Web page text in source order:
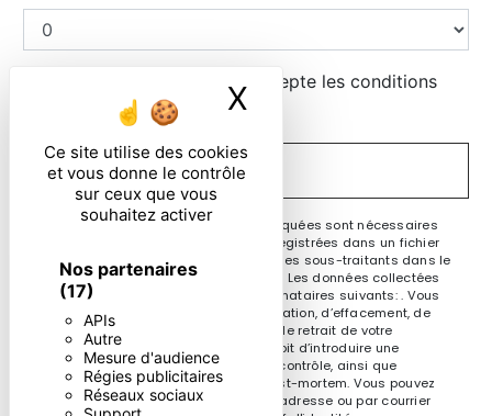
Ce site utilise des cookies
et vous donne le contrôle
sur ceux que vous
souhaitez activer
Nos partenaires
(17)
APIs
Autre
Mesure d'audience
Régies publicitaires
Réseaux sociaux
X Masquer le
En cochant cette case, j'accepte les conditions
particulières ci-dessous **
ENVOYER
** Les données personnelles communiquées sont nécessaires
aux fins de vous contacter et sont enregistrées dans un fichier
informatisé. Elles sont destinées à et ses sous-traitants dans le
seul but de répondre à votre message. Les données collectées
seront communiquées aux seuls destinataires suivants: . Vous
disposez de droits d’accès, de rectification, d’effacement, de
portabilité, de limitation, d’opposition, de retrait de votre
consentement à tout moment et du droit d’introduire une
réclamation auprès d’une autorité de contrôle, ainsi que
d’organiser le sort de vos données post-mortem. Vous pouvez
exercer ces droits par voie postale à l'adresse ou par courrier